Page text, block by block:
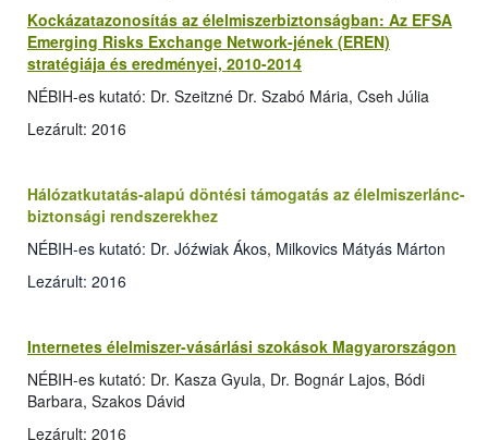
Kockázatazonosítás az élelmiszerbiztonságban: Az EFSA
Emerging Risks Exchange Network-jének (EREN)
stratégiája és eredményei, 2010-2014
NÉBIH-es kutató: Dr. Szeitzné Dr. Szabó Mária, Cseh Júlia
Lezárult: 2016
Hálózatkutatás-alapú döntési támogatás az élelmiszerlánc-
biztonsági rendszerekhez
NÉBIH-es kutató: Dr. Jóźwiak Ákos, Milkovics Mátyás Márton
Lezárult: 2016
Internetes élelmiszer-vásárlási szokások Magyarországon
NÉBIH-es kutató: Dr. Kasza Gyula, Dr. Bognár Lajos, Bódi
Barbara, Szakos Dávid
Lezárult: 2016